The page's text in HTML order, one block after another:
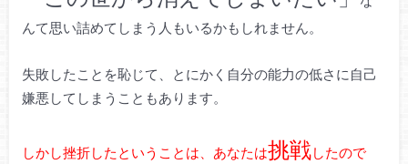
んて思い詰めてしまう人もいるかもしれません。
失敗したことを恥じて、とにかく自分の能力の低さに自己
嫌悪してしまうこともあります。
しかし挫折したということは、あなたは挑戦したので